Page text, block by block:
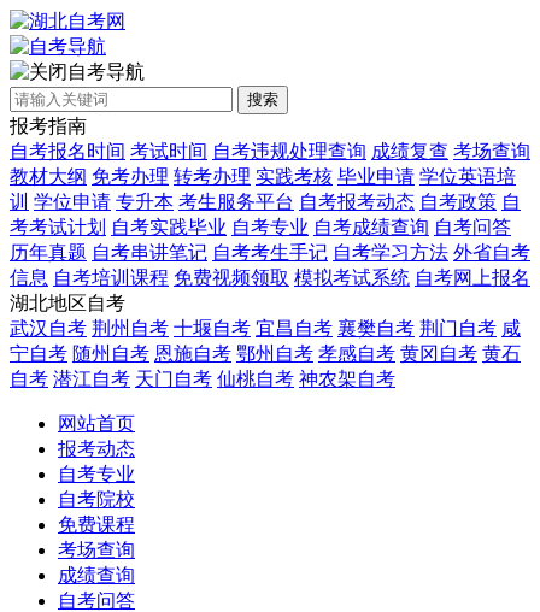
自考导航
搜索
报考指南
自考报名时间 考试时间 自考违规处理查询 成绩复查 考场查询
教材大纲 免考办理 转考办理 实践考核 毕业申请 学位英语培
训 学位申请 专升本 考生服务平台 自考报考动态 自考政策 自
考考试计划 自考实践毕业 自考专业 自考成绩查询 自考问答
历年真题 自考串讲笔记 自考考生手记 自考学习方法 外省自考
信息 自考培训课程 免费视频领取 模拟考试系统 自考网上报名
湖北地区自考
武汉自考 荆州自考 十堰自考 宜昌自考 襄樊自考 荆门自考 咸
宁自考 随州自考 恩施自考 鄂州自考 孝感自考 黄冈自考 黄石
自考 潜江自考 天门自考 仙桃自考 神农架自考
网站首页
报考动态
自考专业
自考院校
免费课程
考场查询
成绩查询
自考问答